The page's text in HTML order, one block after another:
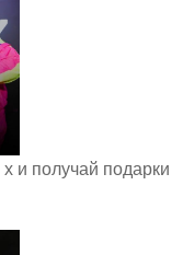
и получай подарки